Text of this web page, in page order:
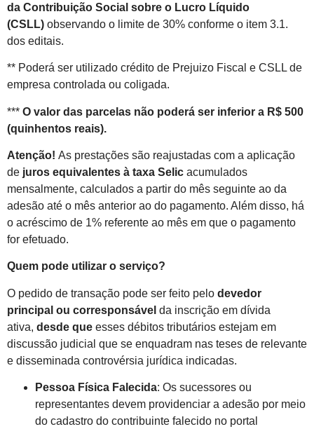
da Contribuição Social sobre o Lucro Líquido
(CSLL) observando o limite de 30% conforme o item 3.1.
dos editais.
** Poderá ser utilizado crédito de Prejuizo Fiscal e CSLL de
empresa controlada ou coligada.
*** O valor das parcelas não poderá ser inferior a R$ 500
(quinhentos reais).
Atenção! As prestações são reajustadas com a aplicação
de juros equivalentes à taxa Selic acumulados
mensalmente, calculados a partir do mês seguinte ao da
adesão até o mês anterior ao do pagamento. Além disso, há
o acréscimo de 1% referente ao mês em que o pagamento
for efetuado.
Quem pode utilizar o serviço?
O pedido de transação pode ser feito pelo devedor
principal ou corresponsável da inscrição em dívida
ativa, desde que esses débitos tributários estejam em
discussão judicial que se enquadram nas teses de relevante
e disseminada controvérsia jurídica indicadas.
Pessoa Física Falecida: Os sucessores ou
representantes devem providenciar a adesão por meio
do cadastro do contribuinte falecido no portal